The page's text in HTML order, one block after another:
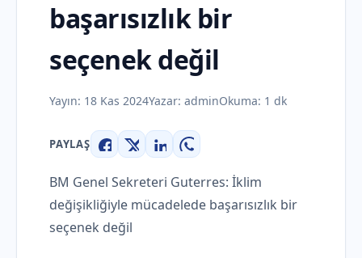
başarısızlık bir
seçenek değil
Yayın: 18 Kas 2024Yazar: adminOkuma: 1 dk
PAYLAŞ
Facebook
X LinkedInWhatsApp
BM Genel Sekreteri Guterres: İklim
değişikliğiyle mücadelede başarısızlık bir
seçenek değil